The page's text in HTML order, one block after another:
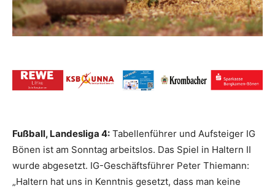
Fußball, Landesliga 4: Tabellenführer und Aufsteiger IG
Bönen ist am Sonntag arbeitslos. Das Spiel in Haltern II
wurde abgesetzt. IG-Geschäftsführer Peter Thiemann:
„Haltern hat uns in Kenntnis gesetzt, dass man keine